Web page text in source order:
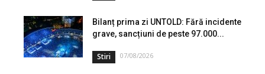
Bilanț prima zi UNTOLD: Fără incidente
grave, sancțiuni de peste 97.000...
Stiri 07/08/2026